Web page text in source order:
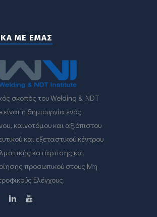
ΜΕ ΕΜΑΣ
σκοπός του Welding & NDT
η δημιουργία ενός
καινοτόμου και αξιόπιστου
και εξεταστικού κέντρου
κατάρτισης και
προσωπικού στους Μη
Ελέγχους.